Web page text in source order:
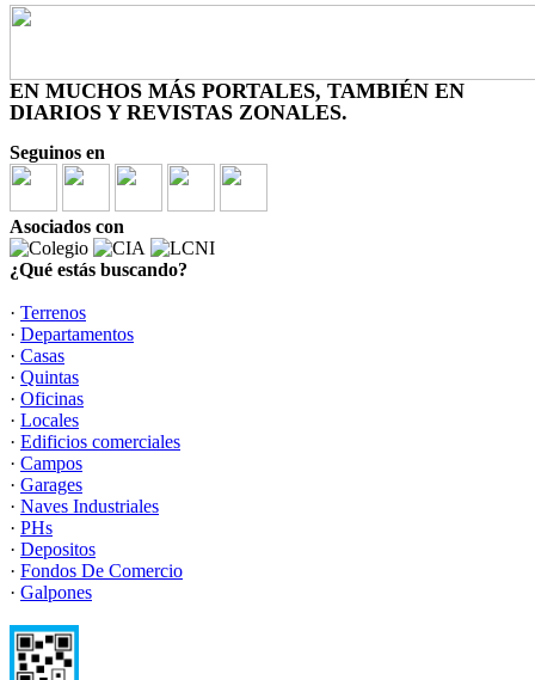
EN MUCHOS MÁS PORTALES, TAMBIÉN EN
DIARIOS Y REVISTAS ZONALES.
Seguinos en
Asociados con
¿Qué estás buscando?
· Terrenos
· Departamentos
· Casas
· Quintas
· Oficinas
· Locales
· Edificios comerciales
· Campos
· Garages
· Naves Industriales
· PHs
· Depositos
· Fondos De Comercio
· Galpones